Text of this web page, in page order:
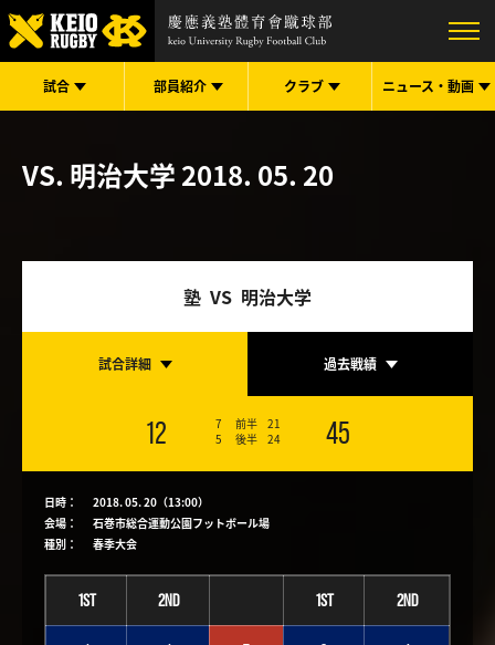
試合 部員紹介 クラブ ニュース・ 動画
VS. 明治大学2018. 05. 20
塾 VS 明治大学
試合詳細 過去戦績
12 7 前半 21
5
後半 24 45
日時：
2018. 05. 20（13:00）
会場：
石巻市総合運動公園フットボール場
種別：
春季大会
1st 2nd 1st 2nd